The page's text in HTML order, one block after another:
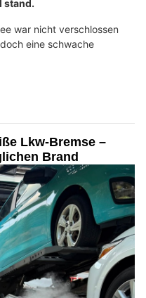
stand.
war nicht verschlossen
eine schwache
Lkw-Bremse –
Brand